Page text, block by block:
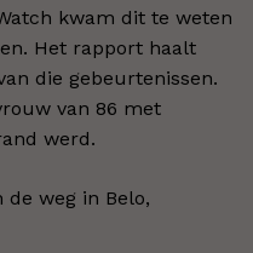
kwam dit te weten
Het rapport haalt
die gebeurtenissen.
van 86 met
werd.
weg in Belo,